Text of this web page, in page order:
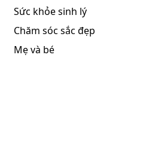
Sức khỏe sinh lý
Chăm sóc sắc đẹp
Mẹ và bé